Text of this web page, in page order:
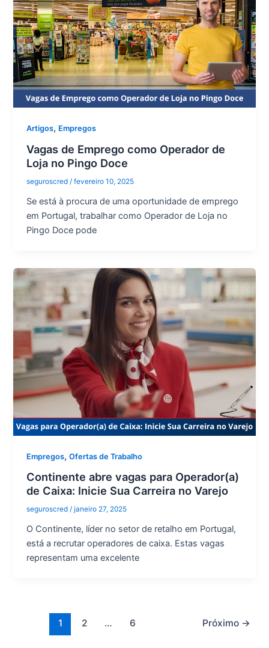
Artigos, Empregos
Vagas de Emprego como Operador de
Loja no Pingo Doce
seguroscred /fevereiro 10, 2025
Se está à procura de uma oportunidade de emprego
em Portugal, trabalhar como Operador de Loja no
Pingo Doce pode
Empregos,Ofertas de Trabalho
Continente abre vagas para Operador(a)
de Caixa: Inicie Sua Carreira no Varejo
seguroscred/janeiro 27, 2025
O Continente, líder no setor de retalho em Portugal,
está a recrutar operadores de caixa. Estas vagas
representam uma excelente
1 2 … 6 Próximo →